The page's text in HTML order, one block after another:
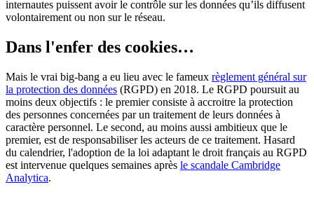
internautes puissent avoir le contrôle sur les données qu’ils diffusent
volontairement ou non sur le réseau.
Dans l'enfer des cookies…
Mais le vrai big-bang a eu lieu avec le fameux règlement général sur
la protection des données (RGPD) en 2018. Le RGPD poursuit au
moins deux objectifs : le premier consiste à accroitre la protection
des personnes concernées par un traitement de leurs données à
caractère personnel. Le second, au moins aussi ambitieux que le
premier, est de responsabiliser les acteurs de ce traitement. Hasard
du calendrier, l'adoption de la loi adaptant le droit français au RGPD
est intervenue quelques semaines après le scandale Cambridge
Analytica.